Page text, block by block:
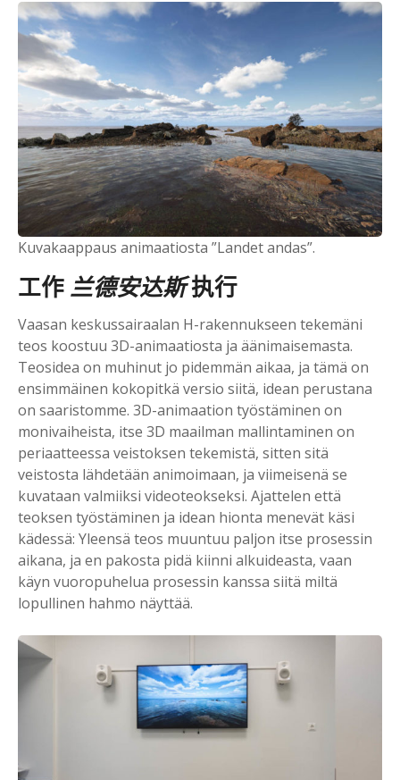
Kuvakaappaus animaatiosta ”Landet andas”.
工作 兰德安达斯执行
Vaasan keskussairaalan H-rakennukseen tekemäni
teos koostuu 3D-animaatiosta ja äänimaisemasta.
Teosidea on muhinut jo pidemmän aikaa, ja tämä on
ensimmäinen kokopitkä versio siitä, idean perustana
on saaristomme. 3D-animaation työstäminen on
monivaiheista, itse 3D maailman mallintaminen on
periaatteessa veistoksen tekemistä, sitten sitä
veistosta lähdetään animoimaan, ja viimeisenä se
kuvataan valmiiksi videoteokseksi. Ajattelen että
teoksen työstäminen ja idean hionta menevät käsi
kädessä: Yleensä teos muuntuu paljon itse prosessin
aikana, ja en pakosta pidä kiinni alkuideasta, vaan
käyn vuoropuhelua prosessin kanssa siitä miltä
lopullinen hahmo näyttää.